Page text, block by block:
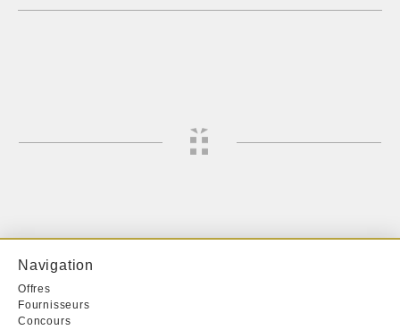
Navigation
Offres
Fournisseurs
Concours